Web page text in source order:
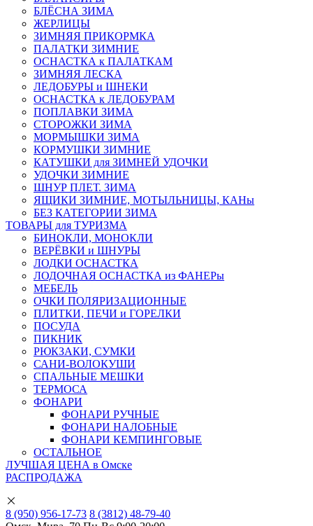
БЛЁСНА ЗИМА
ЖЕРЛИЦЫ
ЗИМНЯЯ ПРИКОРМКА
ПАЛАТКИ ЗИМНИЕ
ОСНАСТКА к ПАЛАТКАМ
ЗИМНЯЯ ЛЕСКА
ЛЕДОБУРЫ и ШНЕКИ
ОСНАСТКА к ЛЕДОБУРАМ
ПОПЛАВКИ ЗИМА
СТОРОЖКИ ЗИМА
МОРМЫШКИ ЗИМА
КОРМУШКИ ЗИМНИЕ
КАТУШКИ для ЗИМНЕЙ УДОЧКИ
УДОЧКИ ЗИМНИЕ
ШНУР ПЛЕТ. ЗИМА
ЯЩИКИ ЗИМНИЕ, МОТЫЛЬНИЦЫ, КАНы
БЕЗ КАТЕГОРИИ ЗИМА
ТОВАРЫ для ТУРИЗМА
БИНОКЛИ, МОНОКЛИ
ВЕРЁВКИ и ШНУРЫ
ЛОДКИ ОСНАСТКА
ЛОДОЧНАЯ ОСНАСТКА из ФАНЕРы
МЕБЕЛЬ
ОЧКИ ПОЛЯРИЗАЦИОННЫЕ
ПЛИТКИ, ПЕЧИ и ГОРЕЛКИ
ПОСУДА
ПИКНИК
РЮКЗАКИ, СУМКИ
САНИ-ВОЛОКУШИ
СПАЛЬНЫЕ МЕШКИ
ТЕРМОСА
ФОНАРИ
ФОНАРИ РУЧНЫЕ
ФОНАРИ НАЛОБНЫЕ
ФОНАРИ КЕМПИНГОВЫЕ
ОСТАЛЬНОЕ
ЛУЧШАЯ ЦЕНА в Омске
РАСПРОДАЖА
8 (950) 956-17-73 8 (3812) 48-79-40